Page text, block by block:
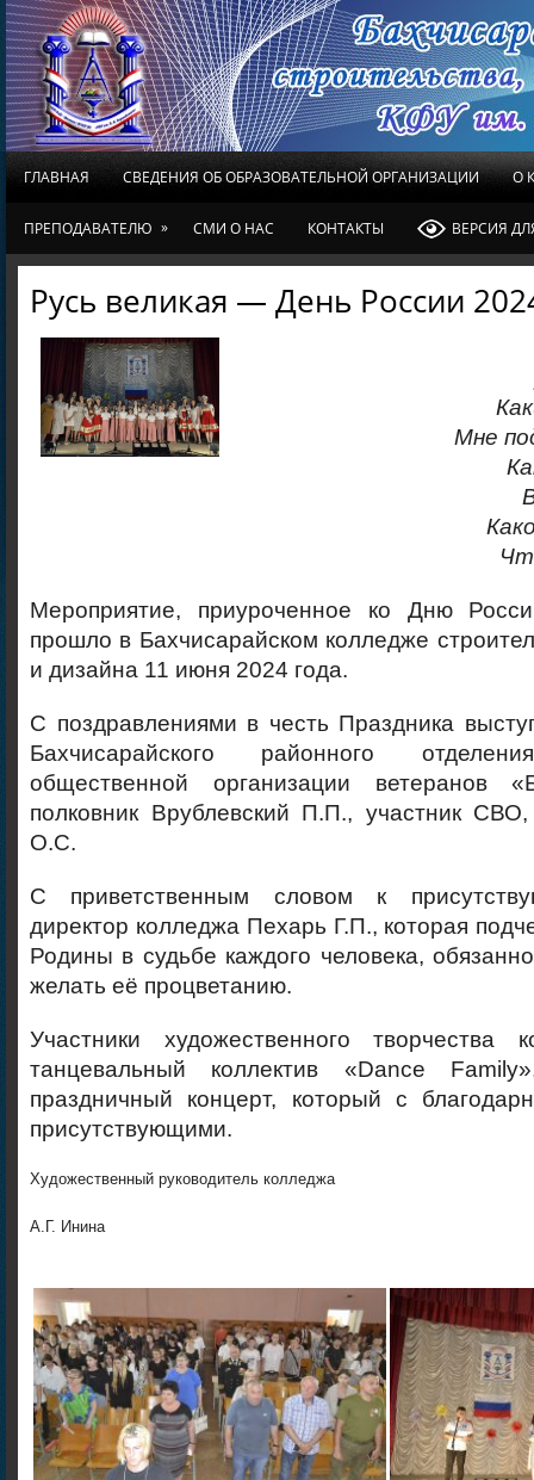
ГЛАВНАЯ СВЕДЕНИЯ ОБ ОБРАЗОВАТЕЛЬНОЙ ОРГАНИЗАЦИИ О
ПРЕПОДАВАТЕЛЮ » СМИ О НАС КОНТАКТЫ ВЕРСИЯ
Русь великая — День России
Мне
Мероприятие, приуроченное ко Дню
прошло в Бахчисарайском колледже
и дизайна 11 июня 2024 года.
С поздравлениями в честь Праздника
Бахчисарайского районного
общественной организации ветеранов
полковник Врублевский П.П., участник
О.С.
С приветственным словом к
директор колледжа Пехарь Г.П., которая
Родины в судьбе каждого человека,
желать её процветанию.
Участники художественного творчества
танцевальный коллектив «Dance
праздничный концерт, который с
присутствующими.
Художественный руководитель колледжа
А.Г. Инина